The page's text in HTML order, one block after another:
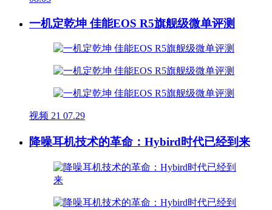
一机定乾坤 佳能EOS R5旗舰级微单评测
视频 21 07.29
降噪耳机技术的革命：Hybird时代已经到来